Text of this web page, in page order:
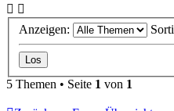
Anzeigen:
5 Themen • Seite 1 von 1